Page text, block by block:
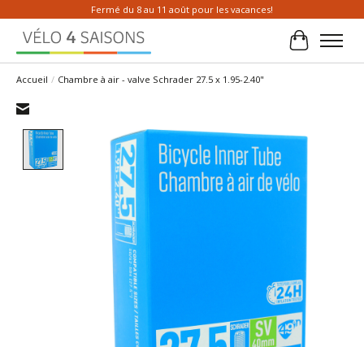
Fermé du 8 au 11 août pour les vacances!
Panier
Accueil / Chambre à air - valve Schrader 27.5 x 1.95-2.40"
Product image slideshow Items